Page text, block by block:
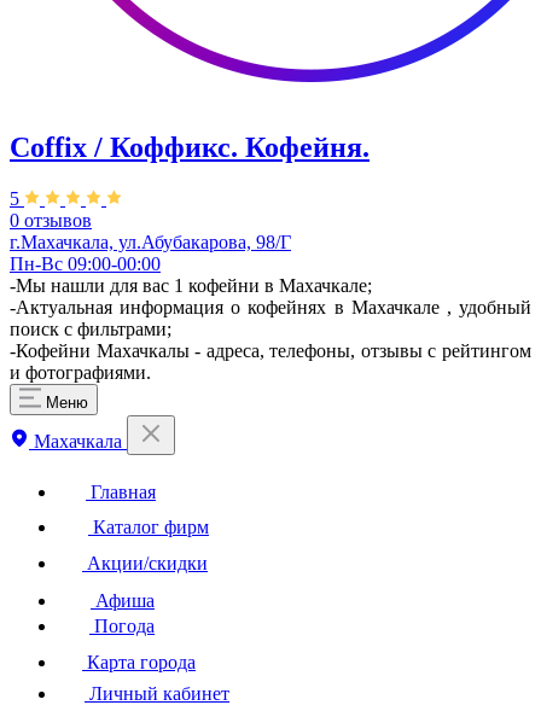
Coffix / Коффикс. Кофейня.
5
0 отзывов
г.Махачкала, ул.Абубакарова, 98/Г
Пн-Вс 09:00-00:00
-Мы нашли для вас 1 кофейни в Махачкале;
-Актуальная информация о кофейнях в Махачкале , удобный
поиск с фильтрами;
-Кофейни Махачкалы - адреса, телефоны, отзывы с рейтингом
и фотографиями.
Меню
Махачкала
Главная
Каталог фирм
Акции/скидки
Афиша
Погода
Карта города
Личный кабинет